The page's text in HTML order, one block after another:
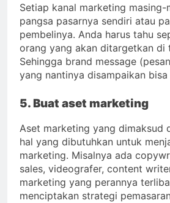
Setiap kanal marketing masing-
pangsa pasarnya sendiri atau
pembelinya. Anda harus tahu
orang yang akan ditargetkan di
Sehingga brand message
yang nantinya disampaikan
5. Buat aset marketing
Aset marketing yang dimaksud
hal yang dibutuhkan untuk
marketing. Misalnya ada
sales, videografer, content
marketing yang perannya
menciptakan strategi